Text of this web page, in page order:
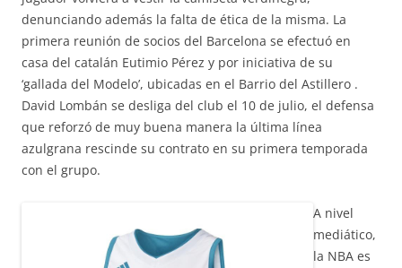
denunciando además la falta de ética de la misma. La
primera reunión de socios del Barcelona se efectuó en
casa del catalán Eutimio Pérez y por iniciativa de su
‘gallada del Modelo’, ubicadas en el Barrio del Astillero .
David Lombán se desliga del club el 10 de julio, el defensa
que reforzó de muy buena manera la última línea
azulgrana rescinde su contrato en su primera temporada
con el grupo.
A nivel
mediático,
la NBA es